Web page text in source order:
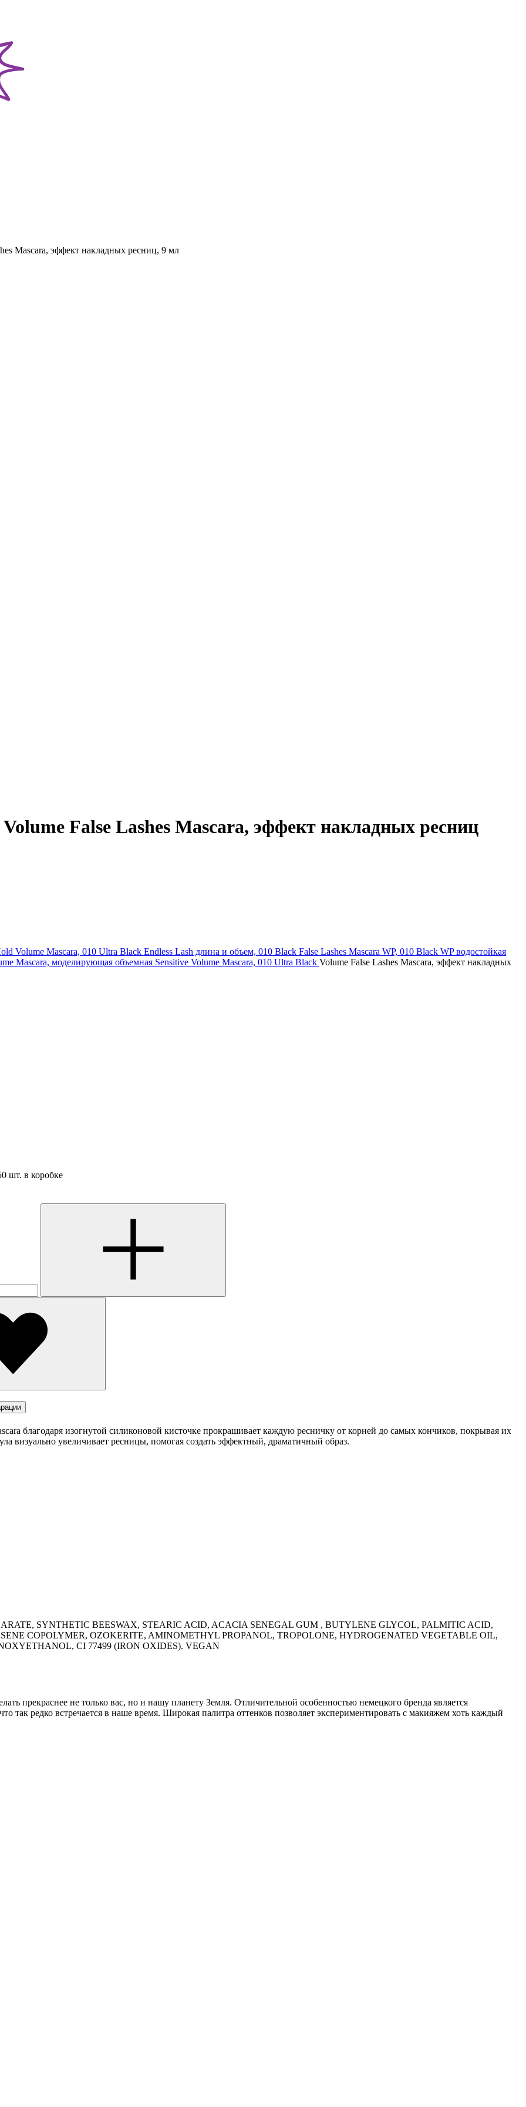
Mascara, эффект накладных ресниц, 9 мл
False Lashes Mascara, эффект накладных ресниц
Volume Mascara, 010 Ultra Black Endless Lash длина и объем, 010 Black False Lashes Mascara WP, 010 Black WP водостойкая
Mascara, моделирующая объемная Sensitive Volume Mascara, 010 Ultra Black Volume False Lashes Mascara, эффект накладных
шт. в коробке
благодаря изогнутой силиконовой кисточке прокрашивает каждую ресничку от корней до самых кончиков, покрывая их
визуально увеличивает ресницы, помогая создать эффектный, драматичный образ.
SYNTHETIC BEESWAX, STEARIC ACID, ACACIA SENEGAL GUM , BUTYLENE GLYCOL, PALMITIC ACID,
COPOLYMER, OZOKERITE, AMINOMETHYL PROPANOL, TROPOLONE, HYDROGENATED VEGETABLE OIL,
CI 77499 (IRON OXIDES). VEGAN
прекраснее не только вас, но и нашу планету Земля. Отличительной особенностью немецкого бренда является
так редко встречается в наше время. Широкая палитра оттенков позволяет экспериментировать с макияжем хоть каждый